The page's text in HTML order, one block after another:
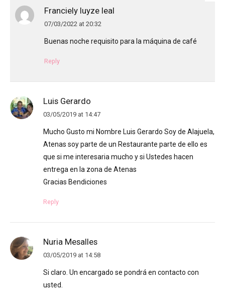
Franciely luyze leal
07/03/2022 at 20:32
Buenas noche requisito para la máquina de café
Reply
Luis Gerardo
03/05/2019 at 14:47
Mucho Gusto mi Nombre Luis Gerardo Soy de Alajuela,
Atenas soy parte de un Restaurante parte de ello es
que si me interesaria mucho y si Ustedes hacen
entrega en la zona de Atenas
Gracias Bendiciones
Reply
Nuria Mesalles
03/05/2019 at 14:58
Si claro. Un encargado se pondrá en contacto con
usted.